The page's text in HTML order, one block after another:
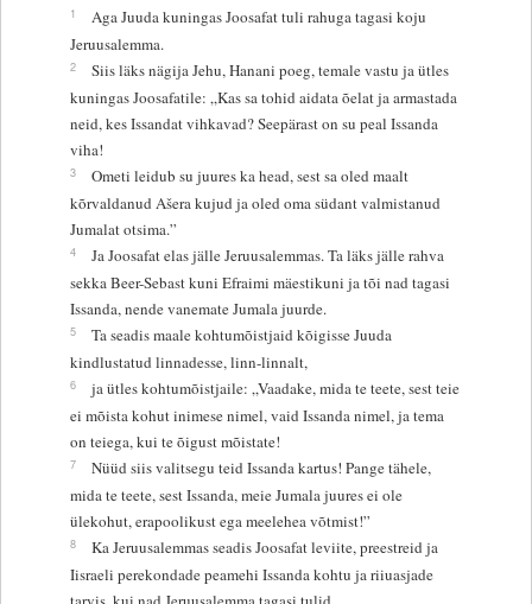
1
Aga Juuda kuningas Joosafat tuli rahuga tagasi koju
Jeruusalemma.
2
Siis läks nägija Jehu, Hanani poeg, temale vastu ja ütles
kuningas Joosafatile: „Kas sa tohid aidata õelat ja armastada
neid, kes Issandat vihkavad? Seepärast on su peal Issanda
viha!
3
Ometi leidub su juures ka head, sest sa oled maalt
kõrvaldanud Ašera kujud ja oled oma südant valmistanud
Jumalat otsima.”
4
Ja Joosafat elas jälle Jeruusalemmas. Ta läks jälle rahva
sekka Beer-Sebast kuni Efraimi mäestikuni ja tõi nad tagasi
Issanda, nende vanemate Jumala juurde.
5
Ta seadis maale kohtumõistjaid kõigisse Juuda
kindlustatud linnadesse, linn-linnalt,
6
ja ütles kohtumõistjaile: „Vaadake, mida te teete, sest teie
ei mõista kohut inimese nimel, vaid Issanda nimel, ja tema
on teiega, kui te õigust mõistate!
7
Nüüd siis valitsegu teid Issanda kartus! Pange tähele,
mida te teete, sest Issanda, meie Jumala juures ei ole
ülekohut, erapoolikust ega meelehea võtmist!”
8
Ka Jeruusalemmas seadis Joosafat leviite, preestreid ja
Iisraeli perekondade peamehi Issanda kohtu ja riiuasjade